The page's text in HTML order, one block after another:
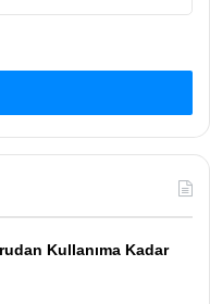
Kullanıma Kadar